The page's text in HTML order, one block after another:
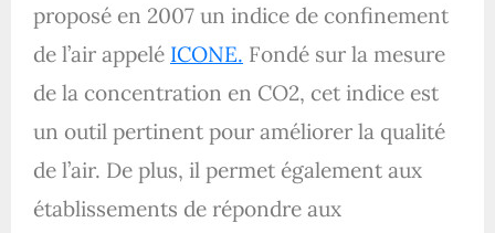
proposé en 2007 un indice de confinement
de l’air appelé ICONE. Fondé sur la mesure
de la concentration en CO2, cet indice est
un outil pertinent pour améliorer la qualité
de l’air. De plus, il permet également aux
établissements de répondre aux